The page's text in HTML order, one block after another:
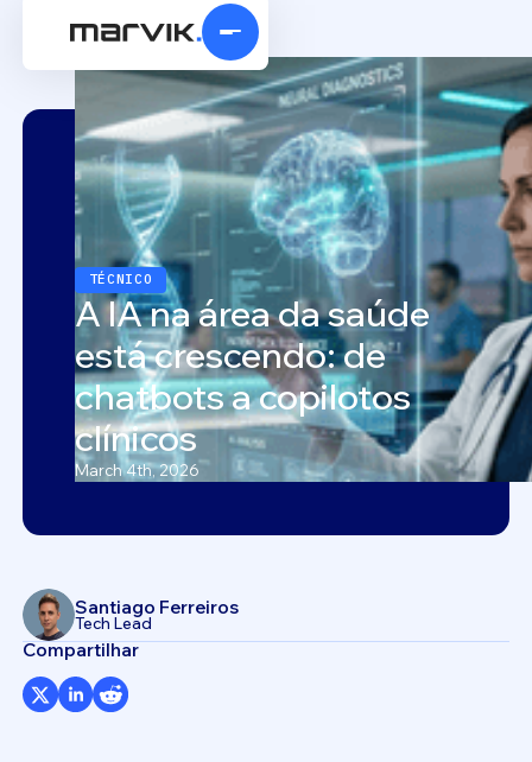
TÉCNICO
A IA na área da saúde
está crescendo: de
chatbots a copilotos
clínicos
March 4th, 2026
Santiago Ferreiros
Tech Lead
Compartilhar